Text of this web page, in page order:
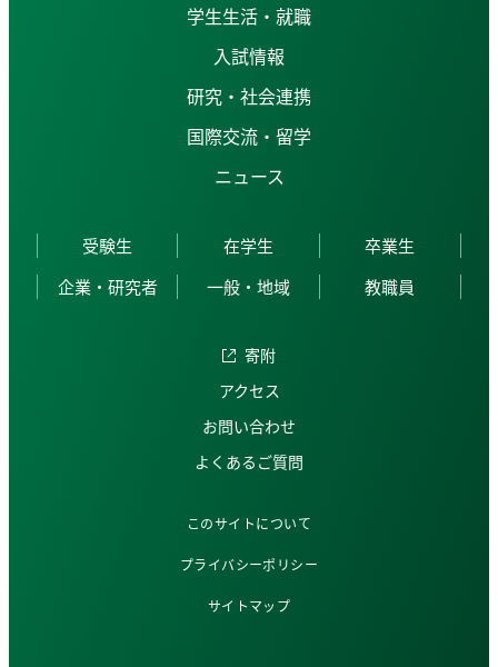
学生生活・就職
入試情報
研究・社会連携
国際交流・留学
ニュース
受験生 在学生
卒業生
企業・研究者
一般・地域 教職員
寄附
アクセス
お問い合わせ
よくあるご質問
このサイトについて
プライバシーポリシー
サイトマップ